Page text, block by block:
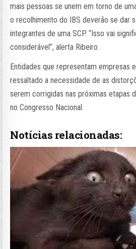
mais pessoas se unem em torno de
o recolhimento do IBS deverão se dar
integrantes de uma SCP. “Isso vai
considerável”, alerta Ribeiro.
Entidades que representam empresas
ressaltado a necessidade de as
serem corrigidas nas próximas etapas
no Congresso Nacional.
Notícias relacionadas: